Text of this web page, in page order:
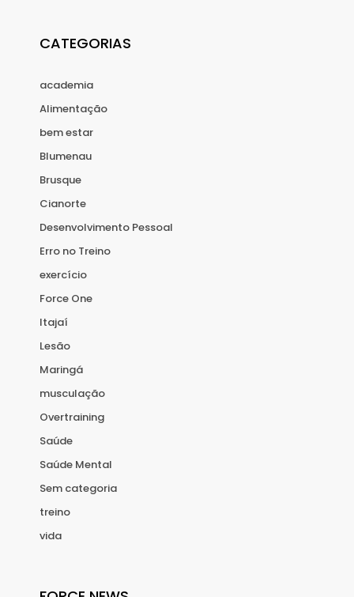
CATEGORIAS
academia
Alimentação
bem estar
Blumenau
Brusque
Cianorte
Desenvolvimento Pessoal
Erro no Treino
exercício
Force One
Itajaí
Lesão
Maringá
musculação
Overtraining
Saúde
Saúde Mental
Sem categoria
treino
vida